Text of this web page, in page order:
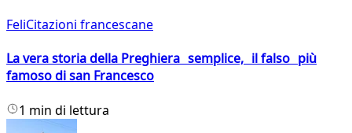
FeliCitazioni francescane
La vera storia della Preghiera semplice, il falso più
famoso di san Francesco
1 min di lettura